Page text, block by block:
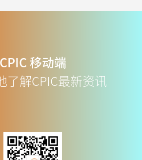
CPIC 移动端
了解CPIC最新资讯